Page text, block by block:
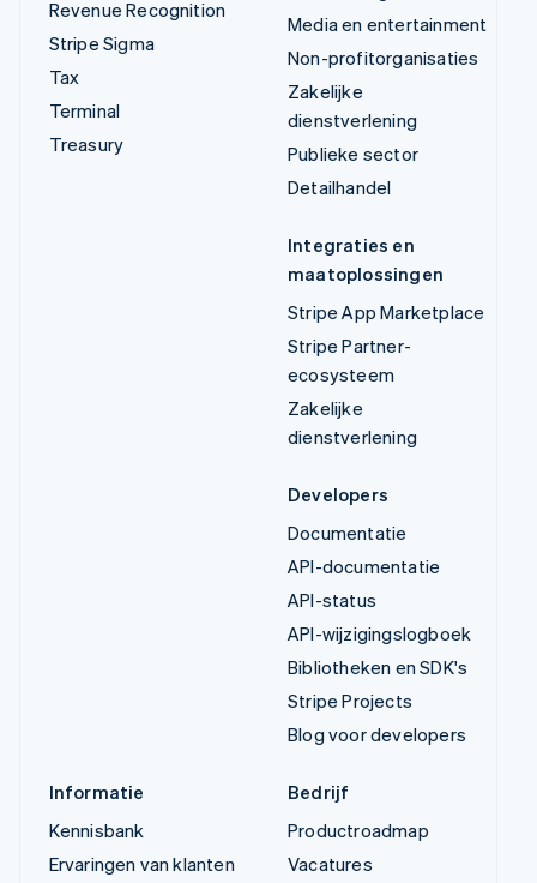
Revenue Recognition
Stripe Sigma
Tax
Terminal
Treasury
Media en entertainment
Non-profitorganisaties
Zakelijke
dienstverlening
Publieke sector
Detailhandel
Integraties en
maatoplossingen
Stripe App Marketplace
Stripe Partner-
ecosysteem
Zakelijke
dienstverlening
Developers
Documentatie
API-documentatie
API-status
API-wijzigingslogboek
Bibliotheken en SDK's
Stripe Projects
Blog voor developers
Informatie
Kennisbank
Ervaringen van klanten
Bedrijf
Productroadmap
Vacatures